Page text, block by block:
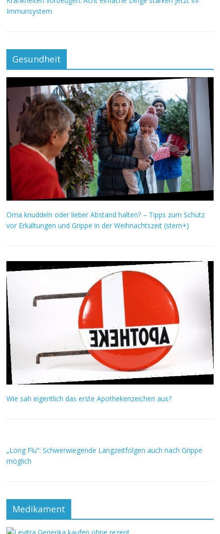
Immunsystem
Gesundheit
Oma knuddeln oder lieber Abstand halten? – Tipps zum Schutz
vor Erkältungen und Grippe in der Weihnachtszeit (stern+)
Wie sah eigentlich das erste Apothekenzeichen aus?
„Long Flu“: Schwerwiegende Langzeitfolgen auch nach Grippe
möglich
Medikament